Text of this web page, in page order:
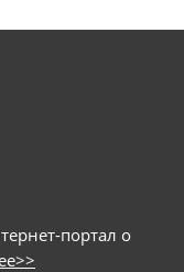
ПО
сайты и
портал о